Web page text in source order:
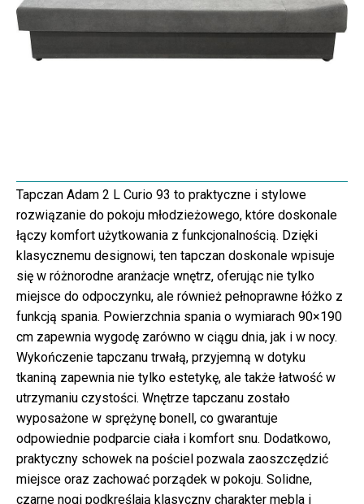
Tapczan Adam 2 L Curio 93 to praktyczne i stylowe
rozwiązanie do pokoju młodzieżowego, które doskonale
łączy komfort użytkowania z funkcjonalnością. Dzięki
klasycznemu designowi, ten tapczan doskonale wpisuje
się w różnorodne aranżacje wnętrz, oferując nie tylko
miejsce do odpoczynku, ale również pełnoprawne łóżko z
funkcją spania. Powierzchnia spania o wymiarach 90×190
cm zapewnia wygodę zarówno w ciągu dnia, jak i w nocy.
Wykończenie tapczanu trwałą, przyjemną w dotyku
tkaniną zapewnia nie tylko estetykę, ale także łatwość w
utrzymaniu czystości. Wnętrze tapczanu zostało
wyposażone w sprężynę bonell, co gwarantuje
odpowiednie podparcie ciała i komfort snu. Dodatkowo,
praktyczny schowek na pościel pozwala zaoszczędzić
miejsce oraz zachować porządek w pokoju. Solidne,
czarne nogi podkreślają klasyczny charakter mebla i